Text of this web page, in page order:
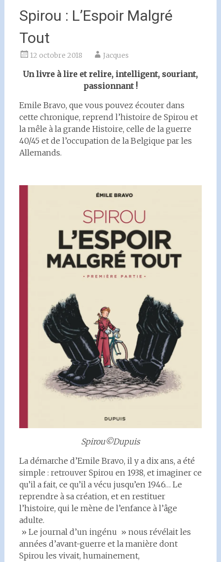
Spirou : L’Espoir Malgré
Tout
12 octobre 2018 Jacques
Un livre à lire et relire, intelligent, souriant,
passionnant !
Emile Bravo, que vous pouvez écouter dans
cette chronique, reprend l’histoire de Spirou et
la mêle à la grande Histoire, celle de la guerre
40/45 et de l’occupation de la Belgique par les
Allemands.
Spirou©Dupuis
La démarche d’Emile Bravo, il y a dix ans, a été
simple : retrouver Spirou en 1938, et imaginer ce
qu’il a fait, ce qu’il a vécu jusqu’en 1946… Le
reprendre à sa création, et en restituer
l’histoire, qui le mène de l’enfance à l’âge
adulte.
» Le journal d’un ingénu » nous révélait les
années d’avant-guerre et la manière dont
Spirou les vivait, humainement,